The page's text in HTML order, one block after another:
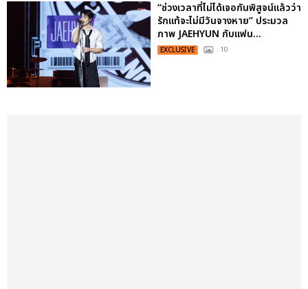
“ช่วงเวลาที่ไม่ได้เจอกันพิสูจน์แล้วว่า
รักแท้จะไม่มีวันจางหาย” ประมวล
ภาพ JAEHYUN กับแฟน...
EXCLUSIVE : 10